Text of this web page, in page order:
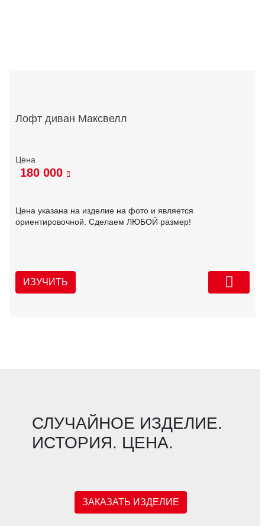
Лофт диван Максвелл
180 000
Цена указана на изделие на фото и является
ориентировочной. Сделаем ЛЮБОЙ размер!
ИЗУЧИТЬ
СЛУЧАЙНОЕ ИЗДЕЛИЕ.
ИСТОРИЯ. ЦЕНА.
ЗАКАЗАТЬ ИЗДЕЛИЕ